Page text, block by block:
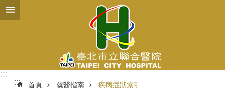
跳到主要內容區塊
:::
:::
首頁 就醫指南 疾病症狀索引